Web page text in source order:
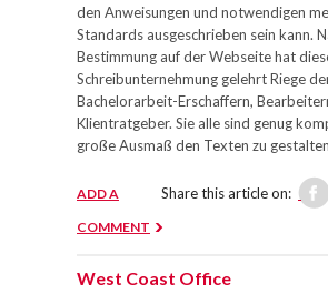
den Anweisungen und notwendigen
Standards ausgeschrieben sein kann.
Bestimmung auf der Webseite hat
Schreibunternehmung gelehrt Riege
Bachelorarbeit-Erschaffern,
Klientratgeber. Sie alle sind genug
große Ausmaß den Texten zu
Share this article on:
ADD A
COMMENT
West Coast Office